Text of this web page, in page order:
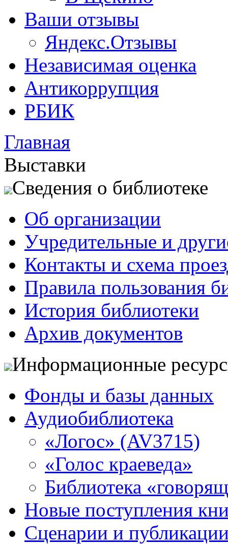
Ваши отзывы
Яндекс.Отзывы
Независимая оценка
Антикоррупция
РБИК
Главная
Выставки
Сведения о библиотеке
Об организации
Учредительные и
Контакты и схема
Правила пользования
История библиотеки
Архив документов
Информационные
Фонды и базы данных
Аудиобиблиотека
«Логос» (AV3715)
«Голос краеведа»
Библиотека
Новые поступления
Сценарии и